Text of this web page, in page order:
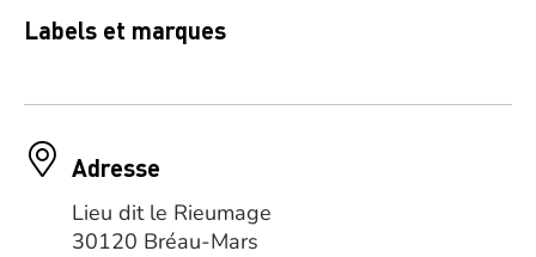
Labels et marques
Adresse
Lieu dit le Rieumage
30120 Bréau-Mars